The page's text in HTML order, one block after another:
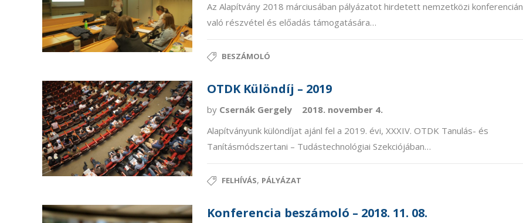
Az Alapítvány 2018 márciusában pályázatot hirdetett nemzetközi konferencián
való részvétel és előadás támogatására…
BESZÁMOLÓ
OTDK Különdíj – 2019
by Csernák Gergely
2018. november 4.
Alapítványunk különdíjat ajánl fel a 2019. évi, XXXIV. OTDK Tanulás- és
Tanításmódszertani – Tudástechnológiai Szekciójában…
FELHÍVÁS, PÁLYÁZAT
Konferencia beszámoló – 2018. 11. 08.